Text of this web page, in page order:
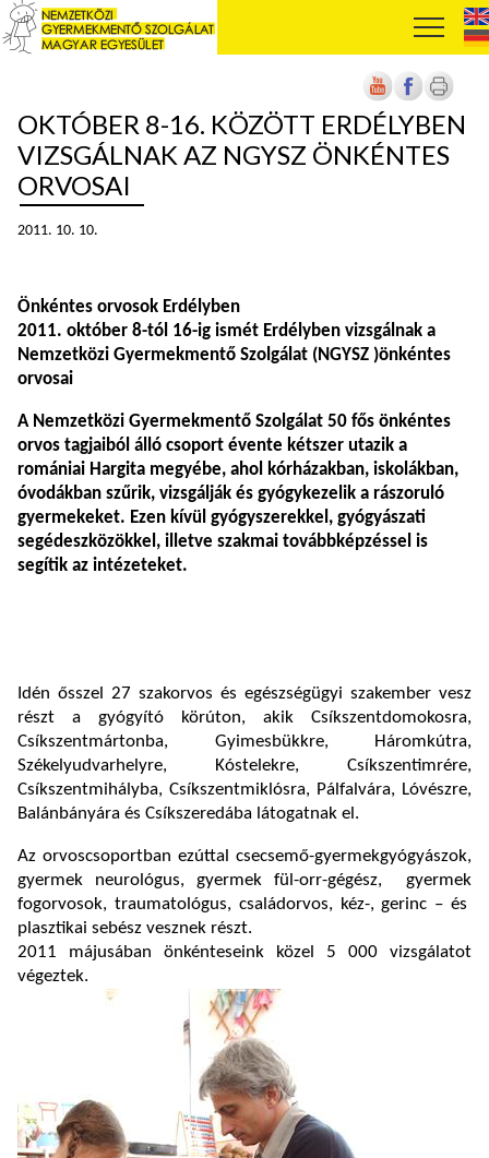
OKTÓBER 8-16. KÖZÖTT ERDÉLYBEN
VIZSGÁLNAK AZ NGYSZ ÖNKÉNTES
ORVOSAI
2011. 10. 10.
Önkéntes orvosok Erdélyben
2011. október 8-tól 16-ig ismét Erdélyben vizsgálnak a
Nemzetközi Gyermekmentő Szolgálat (NGYSZ )önkéntes
orvosai
A Nemzetközi Gyermekmentő Szolgálat 50 fős önkéntes
orvos tagjaiból álló csoport évente kétszer utazik a
romániai Hargita megyébe, ahol kórházakban, iskolákban,
óvodákban szűrik, vizsgálják és gyógykezelik a rászoruló
gyermekeket. Ezen kívül gyógyszerekkel, gyógyászati
segédeszközökkel, illetve szakmai továbbképzéssel is
segítik az intézeteket.
Idén ősszel 27 szakorvos és egészségügyi szakember vesz
részt a gyógyító körúton, akik Csíkszentdomokosra,
Csíkszentmártonba, Gyimesbükkre, Háromkútra,
Székelyudvarhelyre, Kóstelekre, Csíkszentimrére,
Csíkszentmihályba, Csíkszentmiklósra, Pálfalvára, Lóvészre,
Balánbányára és Csíkszeredába látogatnak el.
Az orvoscsoportban ezúttal csecsemő-gyermekgyógyászok,
gyermek neurológus, gyermek fül-orr-gégész, gyermek
fogorvosok, traumatológus, családorvos, kéz-, gerinc – és
plasztikai sebész vesznek részt.
2011 májusában önkénteseink közel 5 000 vizsgálatot
végeztek.